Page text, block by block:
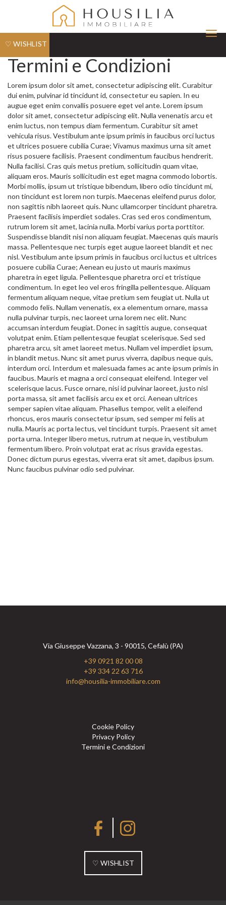
♡ WISHLIST
Termini e Condizioni
Lorem ipsum dolor sit amet, consectetur adipiscing elit. Curabitur
dui enim, pulvinar id tincidunt id, consectetur eu sapien. In eu
augue eget enim convallis posuere eget vel ante. Lorem ipsum
dolor sit amet, consectetur adipiscing elit. Nulla venenatis arcu et
enim luctus, non tempus diam fermentum. Curabitur sit amet
vehicula risus. Vestibulum ante ipsum primis in faucibus orci luctus
et ultrices posuere cubilia Curae; Vivamus maximus urna sit amet
risus posuere facilisis. Praesent condimentum faucibus hendrerit.
Nulla facilisi. Cras quis metus pretium, sollicitudin quam vitae,
aliquam eros. Mauris sollicitudin est eget magna commodo lobortis.
Morbi mollis, ipsum ut tristique bibendum, libero odio tincidunt mi,
non tincidunt est lorem non turpis. Maecenas eleifend purus dolor,
non sagittis nibh laoreet quis. Nunc ullamcorper tincidunt pharetra.
Praesent facilisis imperdiet sodales. Cras sed eros condimentum,
rutrum lorem sit amet, lacinia nulla. Morbi varius porta porttitor.
Suspendisse blandit nisi non aliquam feugiat. Maecenas quis mauris
massa. Pellentesque nec turpis eget augue laoreet blandit et nec
nisl. Vestibulum ante ipsum primis in faucibus orci luctus et ultrices
posuere cubilia Curae; Aenean eu justo ut mauris maximus
pharetra in eget ligula. Pellentesque pharetra orci et tristique
condimentum. In eget leo vel eros fringilla pellentesque. Aliquam
fermentum aliquam neque, vitae pretium sem feugiat ut. Nulla ut
commodo felis. Nullam venenatis, ex a elementum ornare, massa
nulla pulvinar turpis, nec laoreet urna lorem nec elit. Nunc
accumsan interdum feugiat. Donec in sagittis augue, consequat
volutpat enim. Etiam pellentesque feugiat scelerisque. Sed sed
pharetra arcu, sit amet laoreet metus. Nullam vel imperdiet ipsum,
in blandit metus. Nunc sit amet purus viverra, dapibus neque quis,
interdum orci. Interdum et malesuada fames ac ante ipsum primis in
faucibus. Mauris et magna a orci consequat eleifend. Integer vel
scelerisque lacus. Fusce ornare, nisi id pulvinar laoreet, justo nisl
porta massa, sit amet facilisis arcu ex et orci. Aenean ultrices
semper sapien vitae aliquam. Phasellus tempor, velit a eleifend
rhoncus, eros mauris consectetur ipsum, sed semper mi felis at
nulla. Mauris ac porta lectus, vel tincidunt turpis. Praesent sit amet
porta urna. Integer libero metus, rutrum at neque in, vestibulum
fermentum libero. Proin volutpat erat ac risus gravida egestas.
Donec dictum purus egestas, viverra erat sit amet, dapibus ipsum.
Nunc faucibus pulvinar odio sed pulvinar.
Via Giuseppe Vazzana, 3 - 90015, Cefalù (PA)
+39 0921 82 00 08
+39 334 22 63 716
info@housilia-immobiliare.com
Cookie Policy
Privacy Policy
Termini e Condizioni
♡ WISHLIST